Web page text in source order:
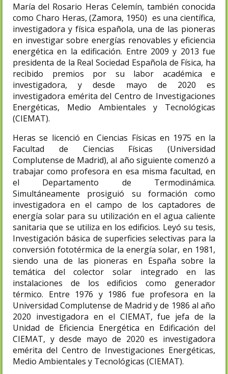
María del Rosario Heras Celemín, también conocida
como Charo Heras, (Zamora, 1950) es una científica,
investigadora y física española, una de las pioneras
en investigar sobre energías renovables y eficiencia
energética en la edificación. Entre 2009 y 2013 fue
presidenta de la Real Sociedad Española de Física, ha
recibido premios por su labor académica e
investigadora, y desde mayo de 2020 es
investigadora emérita del Centro de Investigaciones
Energéticas, Medio Ambientales y Tecnológicas
(CIEMAT).
Heras se licenció en Ciencias Físicas en 1975 en la
Facultad de Ciencias Físicas (Universidad
Complutense de Madrid), al año siguiente comenzó a
trabajar como profesora en esa misma facultad, en
el Departamento de Termodinámica.
Simultáneamente prosiguió su formación como
investigadora en el campo de los captadores de
energía solar para su utilización en el agua caliente
sanitaria que se utiliza en los edificios. Leyó su tesis,
Investigación básica de superficies selectivas para la
conversión fototérmica de la energía solar, en 1981,
siendo una de las pioneras en España sobre la
temática del colector solar integrado en las
instalaciones de los edificios como generador
térmico. Entre 1976 y 1986 fue profesora en la
Universidad Complutense de Madrid y de 1986 al año
2020 investigadora en el CIEMAT, fue jefa de la
Unidad de Eficiencia Energética en Edificación del
CIEMAT, y desde mayo de 2020 es investigadora
emérita del Centro de Investigaciones Energéticas,
Medio Ambientales y Tecnológicas (CIEMAT).